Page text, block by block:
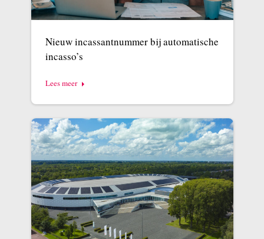
Nieuw incassantnummer bij automatische
incasso’s
Lees meer